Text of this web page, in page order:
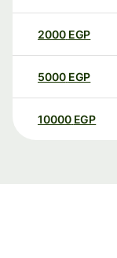
2000 EGP
5000 EGP
10000 EGP